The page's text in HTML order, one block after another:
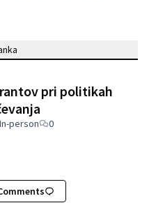
pri politikah
In-person 0